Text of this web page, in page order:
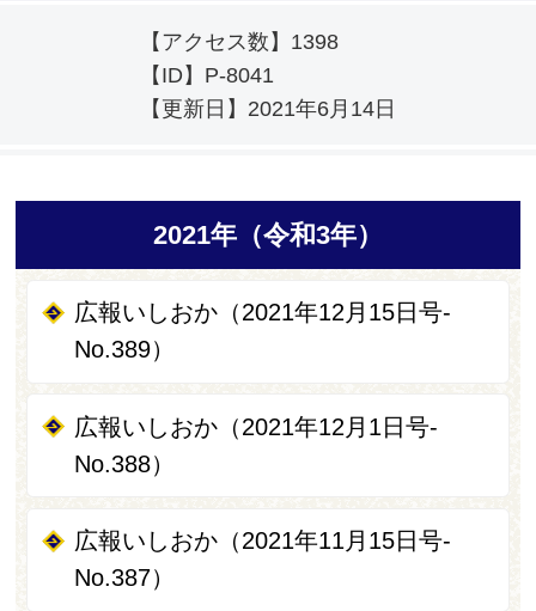
【アクセス数】 1398
【ID】 P-8041
【更新日】 2021年6月14日
2021年（令和3年）
広報いしおか（2021年12月15日号-
No.389）
広報いしおか（2021年12月1日号-
No.388）
広報いしおか（2021年11月15日号-
No.387）